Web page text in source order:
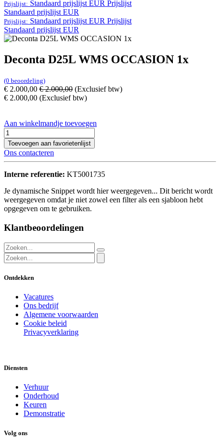
Prijslijst: Standaard prijslijst EUR Prijslijst
Standaard prijslijst EUR
Prijslijst: Standaard prijslijst EUR Prijslijst
Standaard prijslijst EUR
Deconta D25L WMS OCCASION 1x
(0 beoordeling)
€ 2.000,00 €2.000,00 (Exclusief btw)
€ 2.000,00 (Exclusief btw)
Aan winkelmandje toevoegen
Toevoegen aan favorietenlijst
Ons contacteren
Interne referentie: KT5001735
Je dynamische Snippet wordt hier weergegeven... Dit bericht wordt
weergegeven omdat je niet zowel een filter als een sjabloon hebt
opgegeven om te gebruiken.
Klantbeoordelingen
Ontdekken
Vacatures
Ons bedrijf
Algemene voorwaarden
Cookie beleid
Privacyverklaring
Diensten
Verhuur
Onderhoud
Keuren
Demonstratie
Volg ons